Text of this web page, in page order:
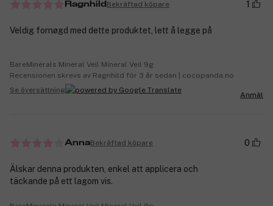
Ragnhild Bekräftad köpare 1
Veldig fornøgd med dette produktet, lett å legge på
BareMinerals Mineral Veil Mineral Veil 9g
Recensionen skrevs av Ragnhild för 3 år sedan | cocopanda.no
Se översättning
Anmäl
AnnaBekräftad köpare 0
Älskar denna produkten, enkel att applicera och
täckande på ett lagom vis.